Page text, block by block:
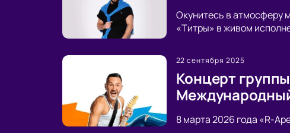
Окунитесь в атмосферу
«Титры» в живом
22 сентября 2025
Концерт
8 марта 2026 года «R-